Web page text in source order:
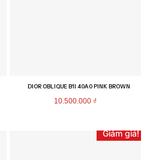
DIOR OBLIQUE B1I 40A0 PINK BROWN
10.500.000 ₫
Giảm giá!